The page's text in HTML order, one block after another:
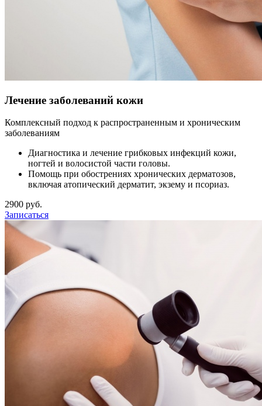
Лечение заболеваний кожи
Комплексный подход к распространенным и хроническим
заболеваниям
Диагностика и лечение грибковых инфекций кожи,
ногтей и волосистой части головы.
Помощь при обострениях хронических дерматозов,
включая атопический дерматит, экзему и псориаз.
2900 руб.
Записаться